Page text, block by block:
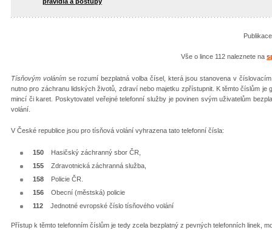
Vše o lince 112 naleznete na
Tísňovým volánímse rozumí bezplatná volba čísel, která jsou stanovena v
nutno pro záchranu lidských životů, zdraví nebo majetku zpřístupnit. K těmto číslům
mincí či karet. Poskytovatel veřejné telefonní služby je povinen svým uživatelům
volání.
V České republice jsou pro tísňová volání vyhrazena tato telefonní čísla:
150 Hasičský záchranný sbor ČR,
155 Zdravotnická záchranná služba,
158 Policie ČR.
156 Obecní (městská) policie
112 Jednotné evropské číslo tísňového volání
Přístup k těmto telefonním číslům je tedy zcela bezplatný z pevných telefonních linek,